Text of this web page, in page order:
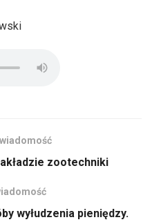
zootechniki
wyłudzenia pieniędzy.